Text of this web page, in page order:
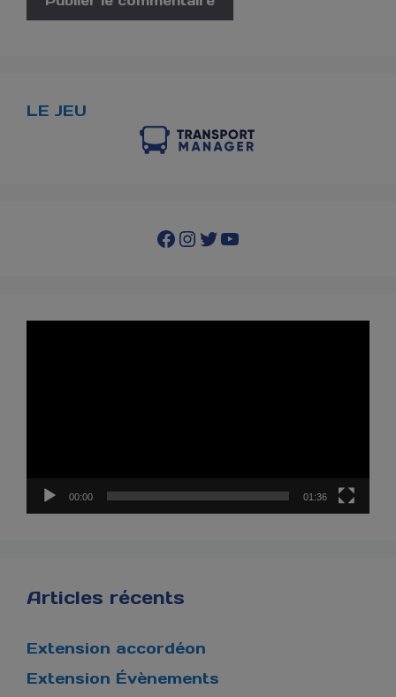
LE JEU
Facebook
Instagram
Twitter
YouTube
00:00 01:36
Articles récents
Extension accordéon
Extension Évènements